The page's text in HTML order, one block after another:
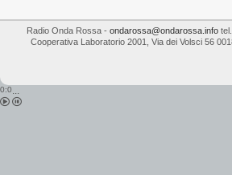
Radio Onda Rossa- ondarossa@ondarossa.infotel.
Cooperativa Laboratorio 2001
Via dei Volsci 56
0:0